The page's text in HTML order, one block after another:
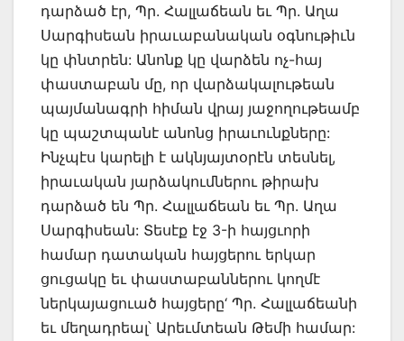
դարձած էր, Պր. Հալլաճեան եւ Պր. Աղա
Սարգիսեան իրաւաբանական օգնութիւն
կը փնտրեն: Անոնք կը վարձեն ոչ-հայ
փաստաբան մը, որ վարձակալութեան
պայմանագրի հիման վրայ յաջողութեամբ
կը պաշտպանէ անոնց իրաւունքները:
Ինչպէս կարելի է ակնյայտօրէն տեսնել,
իրաւական յարձակումներու թիրախ
դարձած են Պր. Հալլաճեան եւ Պր. Աղա
Սարգիսեան: Տեսէք էջ 3-ի հայցւորի
համար դատական հայցերու երկար
ցուցակը եւ փաստաբաններու կողմէ
ներկայացուած հայցերը‘ Պր. Հալլաճեանի
եւ մեղադրեալ՝ Արեւմտեան Թեմի համար: